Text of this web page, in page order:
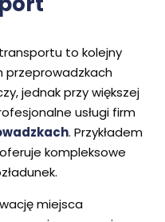
to kolejny
przeprowadzkach
jednak przy większej
usługi firm
. Przykładem
kompleksowe
miejsca